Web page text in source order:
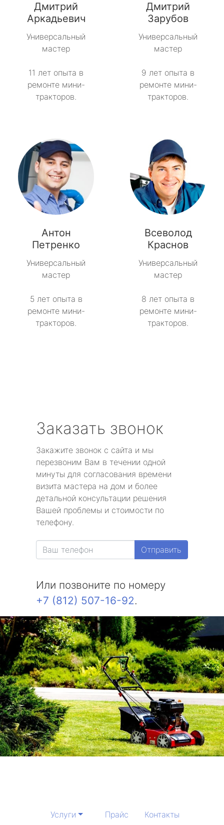
Дмитрий
Аркадьевич
Универсальный
мастер
11 лет опыта в
ремонте мини-
тракторов.
Дмитрий
Зарубов
Универсальный
мастер
9 лет опыта в
ремонте мини-
тракторов.
Антон
Петренко
Универсальный
мастер
5 лет опыта в
ремонте мини-
тракторов.
Всеволод
Краснов
Универсальный
мастер
8 лет опыта в
ремонте мини-
тракторов.
Заказать звонок
Закажите звонок с сайта и мы
перезвоним Вам в течении одной
минуты для согласования времени
визита мастера на дом и более
детальной консультации решения
Вашей проблемы и стоимости по
телефону.
Отправить
Или позвоните по номеру
+7 (812) 507-16-92.
Услуги Прайс Контакты